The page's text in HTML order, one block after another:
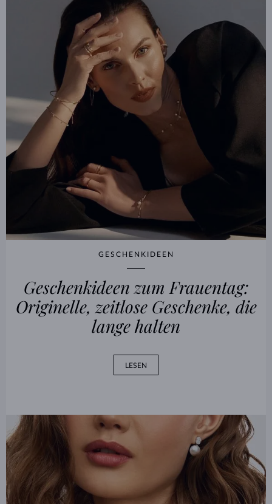
GESCHENKIDEEN
Geschenkideen zum Frauentag:
Originelle, zeitlose Geschenke, die
lange halten
LESEN